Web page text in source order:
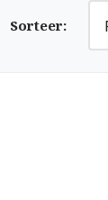
Sorteer: